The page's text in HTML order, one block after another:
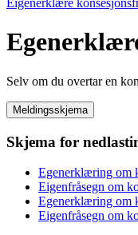
Eigenerklære
Selv om du overtar en
Meldingsskjema
Skjema for
Egenerklæring om
Eigenfråsegn om
Egenerklæring om
Eigenfråsegn om